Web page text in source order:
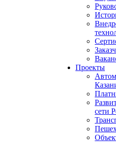
Проекты
сети